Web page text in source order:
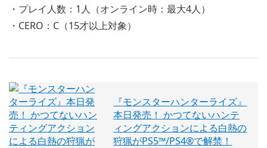
・プレイ人数：1人（オンライン時：最大4人）
・CERO：C（15才以上対象）
『モンスターハンターライズ』
本日発売！ かつてないハンテ
ィングアクションによる白熱の
狩猟がPS5™/PS4®で解禁！